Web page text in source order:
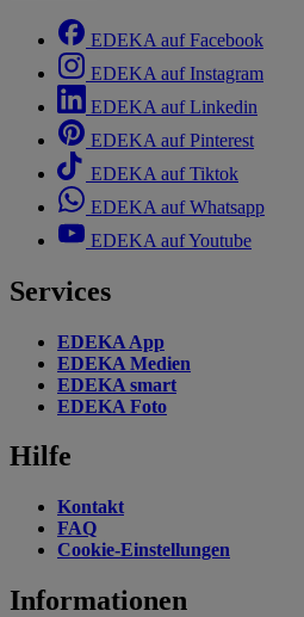
EDEKA auf Facebook
EDEKA auf Instagram
EDEKA auf Linkedin
EDEKA auf Pinterest
EDEKA auf Tiktok
EDEKA auf Whatsapp
EDEKA auf Youtube
Services
EDEKA App
EDEKA Medien
EDEKA smart
EDEKA Foto
Hilfe
Kontakt
FAQ
Cookie-Einstellungen
Informationen